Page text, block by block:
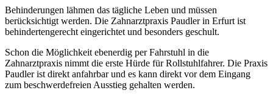
Behinderungen lähmen das tägliche Leben und müssen
berücksichtigt werden. Die Zahnarztpraxis Paudler in Erfurt ist
behindertengerecht eingerichtet und besonders geschult.
Schon die Möglichkeit ebenerdig per Fahrstuhl in die
Zahnarztpraxis nimmt die erste Hürde für Rollstuhlfahrer. Die Praxis
Paudler ist direkt anfahrbar und es kann direkt vor dem Eingang
zum beschwerdefreien Ausstieg gehalten werden.